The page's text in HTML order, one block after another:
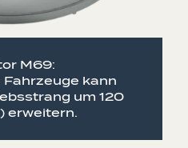
M69:
kann
um 120
erweitern.